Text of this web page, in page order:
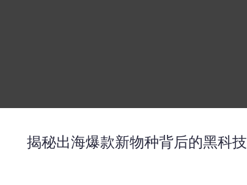
揭秘出海爆款新物种背后的黑科技